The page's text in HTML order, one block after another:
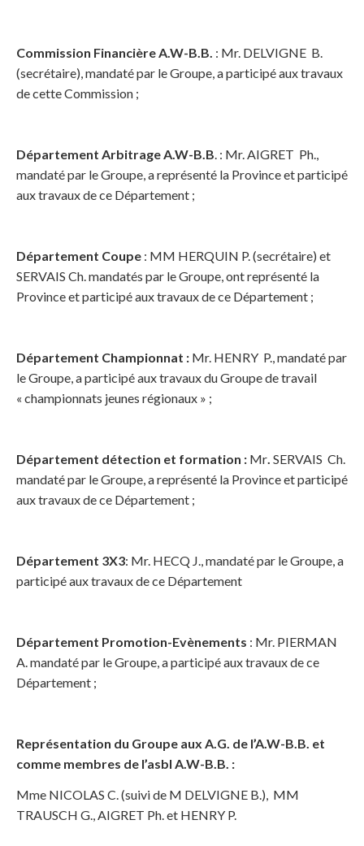
Commission Financière A.W-B.B. : Mr. DELVIGNE B.
(secrétaire), mandaté par le Groupe, a participé aux travaux
de cette Commission ;
Département Arbitrage A.W-B.B. : Mr. AIGRET Ph.,
mandaté par le Groupe, a représenté la Province et participé
aux travaux de ce Département ;
Département Coupe : MM HERQUIN P. (secrétaire) et
SERVAIS Ch. mandatés par le Groupe, ont représenté la
Province et participé aux travaux de ce Département ;
Département Championnat : Mr. HENRY P., mandaté par
le Groupe, a participé aux travaux du Groupe de travail
« championnats jeunes régionaux » ;
Département détection et formation : Mr. SERVAIS Ch.
mandaté par le Groupe, a représenté la Province et participé
aux travaux de ce Département ;
Département 3X3: Mr. HECQ J., mandaté par le Groupe, a
participé aux travaux de ce Département
Département Promotion-Evènements : Mr. PIERMAN
A. mandaté par le Groupe, a participé aux travaux de ce
Département ;
Représentation du Groupe aux A.G. de l’A.W-B.B. et
comme membres de l’asbl A.W-B.B. :
Mme NICOLAS C. (suivi de M DELVIGNE B.), MM
TRAUSCH G., AIGRET Ph. et HENRY P.